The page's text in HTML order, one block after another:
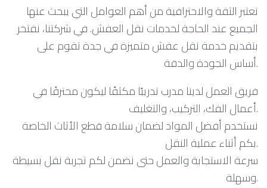
تعتبر الثقة والاحترافية من أهم العوامل التي يبحث عنها
الجميع عند الحاجة لخدمات نقل العفش. في شركتنا، نفتخر
بتقديم خدمة نقل عفش متميزة في جدة تقوم على
أساس الجودة والدقة.
أعمال الفك، التركيب، والتغليف.
نستخدم أفضل المواد لضمان سلامة قطع الأثاث الخاصة
بكم أثناء عملية النقل.
سرعة الاستجابة والعمل حتى نضمن لكم تجربة نقل بسيطة
وسهلة.